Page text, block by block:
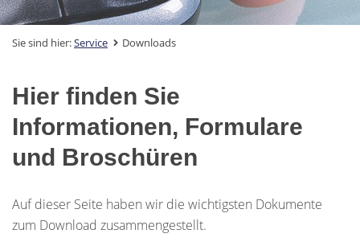
Sie sind hier:Service Downloads
Hier finden Sie
Informationen, Formulare
und Broschüren
Auf dieser Seite haben wir die wichtigsten Dokumente
zum Download zusammengestellt.